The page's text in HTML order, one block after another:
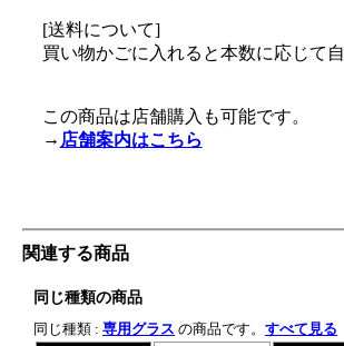
[送料について]
買い物かごに入れると本数に応じて
この商品は店舗購入も可能です。
→ 店舗案内はこちら
関連する商品
同じ種類の商品
同じ種類 : 専用グラス の商品です。 すべて見る